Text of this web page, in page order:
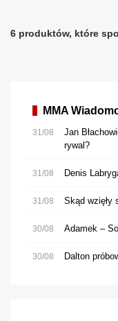
MMA
31/08
Jan
rywal?
31/08 Denis
31/08 Skąd wzięły
30/08 Adamek –
30/08 Dalton